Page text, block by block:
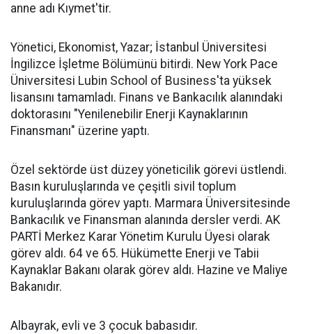
anne adı Kıymet'tir.
Yönetici, Ekonomist, Yazar; İstanbul Üniversitesi
İngilizce İşletme Bölümünü bitirdi. New York Pace
Üniversitesi Lubin School of Business'ta yüksek
lisansını tamamladı. Finans ve Bankacılık alanındaki
doktorasını "Yenilenebilir Enerji Kaynaklarının
Finansmanı" üzerine yaptı.
Özel sektörde üst düzey yöneticilik görevi üstlendi.
Basın kuruluşlarında ve çeşitli sivil toplum
kuruluşlarında görev yaptı. Marmara Üniversitesinde
Bankacılık ve Finansman alanında dersler verdi. AK
PARTİ Merkez Karar Yönetim Kurulu Üyesi olarak
görev aldı. 64 ve 65. Hükümette Enerji ve Tabii
Kaynaklar Bakanı olarak görev aldı. Hazine ve Maliye
Bakanıdır.
Albayrak, evli ve 3 çocuk babasıdır.